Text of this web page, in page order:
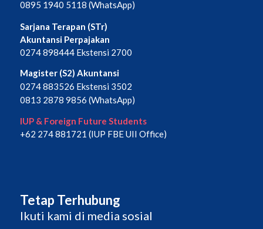
0895 1940 5118 (WhatsApp)
Sarjana Terapan (STr)
Akuntansi Perpajakan
0274 898444 Ekstensi 2700
Magister (S2) Akuntansi
0274 883526 Ekstensi 3502
0813 2878 9856 (WhatsApp)
IUP & Foreign Future Students
+62 274 881721 (IUP FBE UII Office)
Tetap Terhubung
Ikuti kami di media sosial